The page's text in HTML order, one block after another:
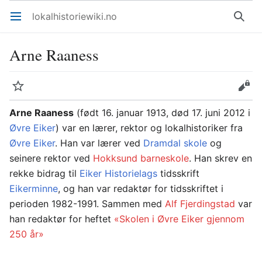
Åpne hovedmenyen lokalhistoriewiki.no Søk
Arne Raaness
Overvåk
Rediger
Arne Raaness (født 16. januar 1913, død 17. juni 2012 i
Øvre Eiker) var en lærer, rektor og lokalhistoriker fra
Øvre Eiker. Han var lærer ved Dramdal skole og
seinere rektor ved Hokksund barneskole. Han skrev en
rekke bidrag til Eiker Historielags tidsskrift
Eikerminne, og han var redaktør for tidsskriftet i
perioden 1982-1991. Sammen med Alf Fjerdingstad var
han redaktør for heftet «Skolen i Øvre Eiker gjennom
250 år»